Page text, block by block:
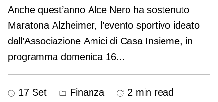
Anche quest’anno Alce Nero ha sostenuto
Maratona Alzheimer, l’evento sportivo ideato
dall’Associazione Amici di Casa Insieme, in
programma domenica 16...
17 Set Finanza 2 min read